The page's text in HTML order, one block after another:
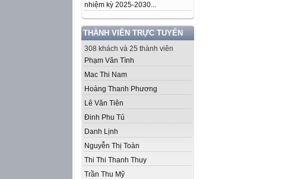
nhiệm kỳ 2025-2030...
THÀNH VIÊN TRỰC TUYẾN
308 khách và 25 thành viên
Phạm Văn Tình
Mac Thi Nam
Hoàng Thanh Phương
Lê Văn Tiên
Đinh Phu Tủ
Danh Lịnh
Nguyễn Thị Toàn
Thi Thi Thanh Thuy
Trần Thu Mỹ